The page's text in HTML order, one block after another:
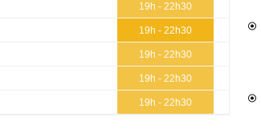
19h - 22h30
19h - 22h30
19h - 22h30
19h - 22h30
19h - 22h30